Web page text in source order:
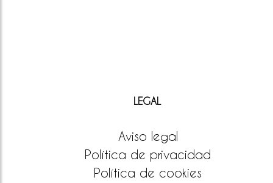
LEGAL
Aviso legal
Política de privacidad
Política de cookies